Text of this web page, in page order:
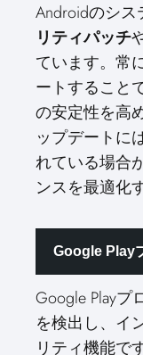
Androidのシス
リティパッチ
ています。常
ートすることで
の安定性を高
ップデートに
れている場合
ンスを最適化
Google Play
Google Playプ
を検出し、イ
リティ機能です